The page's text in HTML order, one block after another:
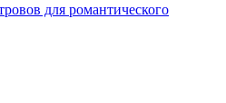
для романтического